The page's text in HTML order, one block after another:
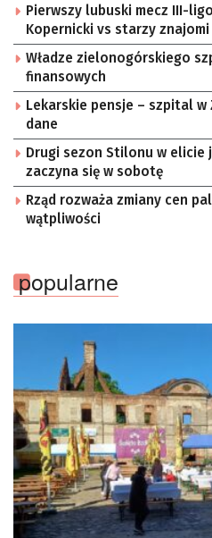
Pierwszy lubuski mecz III-
Kopernicki vs starzy znajomi
Władze zielonogórskiego
finansowych
Lekarskie pensje – szpital
dane
Drugi sezon Stilonu w elicie
zaczyna się w sobotę
Rząd rozważa zmiany cen
wątpliwości
popularne